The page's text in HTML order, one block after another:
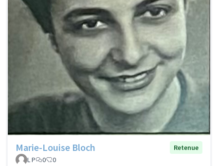
Marie-Louise Bloch
Retenue
L P
0 0